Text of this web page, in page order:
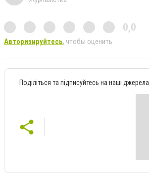
0,0
Авторизируйтесь, чтобы оценить
Поділіться та підписуйтесь на наші джерела